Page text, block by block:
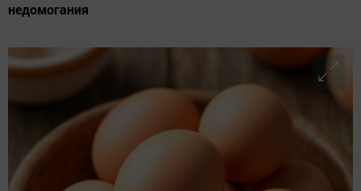
недомогания